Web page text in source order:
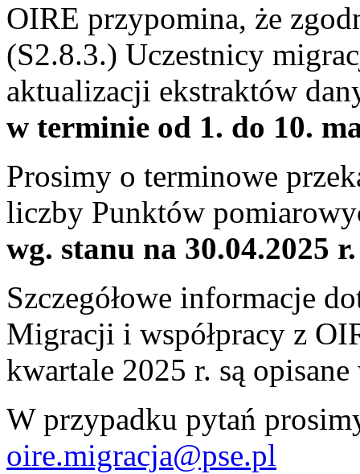
OIRE przypomina, że
(S2.8.3.) Uczestnicy
aktualizacji ekstraktów
w terminie od 1. do 10.
Prosimy o terminowe
liczby Punktów
wg. stanu na 30.04.2025 r.
Szczegółowe informacje
Migracji i współpracy z
kwartale 2025 r. są
W przypadku pytań
oire.migracja@pse.pl